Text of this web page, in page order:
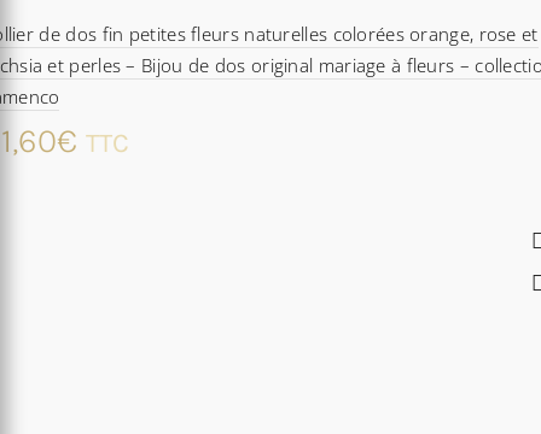
de dos fin petites fleurs naturelles colorées orange, rose et
et perles – Bijou de dos original mariage à fleurs –
€ TTC